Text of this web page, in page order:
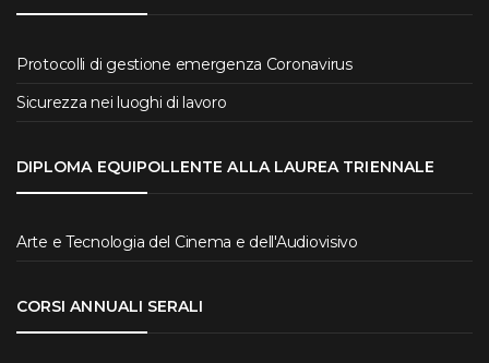
Protocolli di gestione emergenza Coronavirus
Sicurezza nei luoghi di lavoro
DIPLOMA EQUIPOLLENTE ALLA LAUREA TRIENNALE
Arte e Tecnologia del Cinema e dell'Audiovisivo
CORSI ANNUALI SERALI